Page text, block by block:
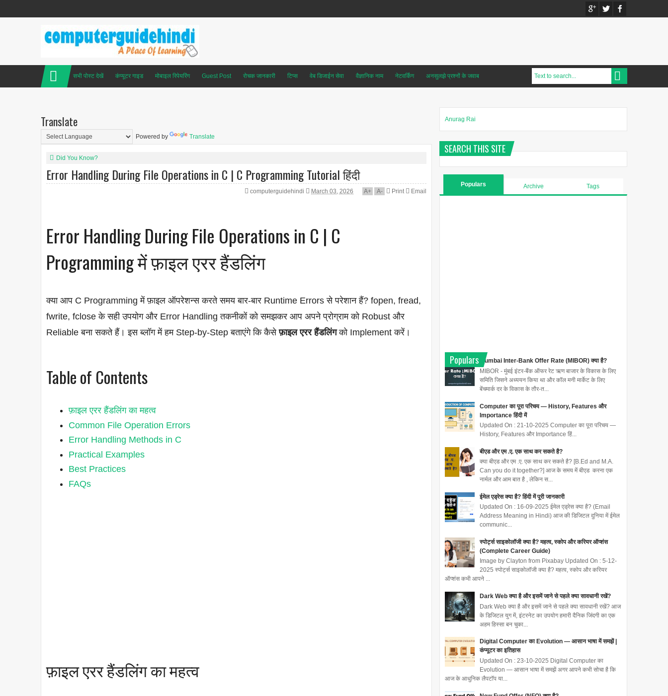
सभी पोस्ट देखें कंप्यूटर गाइड मोबाइल रिपेयरिंग Guest Post रोचक जानकारी टिप्स वेब डिजाईन सेवा वैज्ञानिक नाम नेटवर्किंग अनसुलझे प्रश्नों के जवाब
Translate
Powered by Translate
Did You Know?
Error Handling During File Operations in C | C Programming Tutorial हिंदी
computerguidehindi March 03, 2026 A+ A- Print Email
Error Handling During File Operations in C | C
Programming में फ़ाइल एरर हैंडलिंग
क्या आप C Programming में फ़ाइल ऑपरेशन्स करते समय बार-बार Runtime Errors से परेशान हैं? fopen, fread,
fwrite, fclose के सही उपयोग और Error Handling तकनीकों को समझकर आप अपने प्रोग्राम को Robust और
Reliable बना सकते हैं। इस ब्लॉग में हम Step-by-Step बताएंगे कि कैसेफ़ाइल एरर हैंडलिंगको Implement करें।
Table of Contents
फ़ाइल एरर हैंडलिंग का महत्व
Common File Operation Errors
Error Handling Methods in C
Practical Examples
Best Practices
FAQs
फ़ाइल एरर हैंडलिंग का महत्व
Anurag Rai
SEARCH THIS SITE
Populars Archive Tags
Populars
Mumbai Inter-Bank Offer Rate (MIBOR) क्या है?
MIBOR - मुंबई इंटर-बैंक ऑफर रेट ऋण बाजार के विकास के लिए
समिति जिसने अध्ययन किया था और कॉल मनी मार्केट के लिए
बेंचमार्क दर के विकास के तौर-त...
Computer का पूरा परिचय — History, Features और
Importance हिंदी में
Updated On : 21-10-2025 Computer का पूरा परिचय —
History, Features और Importance हिं...
बीएड और एम .ए. एक साथ कर सकते है?
क्या बीएड और एम .ए. एक साथ कर सकते है? [B.Ed and M.A.
Can you do it together?] आज के समय में बीएड करना एक
नार्मल और आम बात है , लेकिन स...
ईमेल एड्रेस क्या है? हिंदी में पूरी जानकारी
Updated On : 16-09-2025 ईमेल एड्रेस क्या है? (Email
Address Meaning in Hindi) आज की डिजिटल दुनिया में ईमेल
communic...
स्पोर्ट्स साइकोलॉजी क्या है? महत्व, स्कोप और करियर ऑप्शंस
(Complete Career Guide)
Image by Clayton from Pixabay Updated On : 5-12-
2025 स्पोर्ट्स साइकोलॉजी क्या है? महत्व, स्कोप और करियर
ऑप्शंस कभी आपने ...
Dark Web क्या है और इसमें जाने से पहले क्या सावधानी रखें?
Dark Web क्या है और इसमें जाने से पहले क्या सावधानी रखें? आज
के डिजिटल युग में, इंटरनेट का उपयोग हमारी दैनिक जिंदगी का एक
अहम हिस्सा बन चुका...
Digital Computer का Evolution — आसान भाषा में समझें |
कंप्यूटर का इतिहास
Updated On : 23-10-2025 Digital Computer का
Evolution — आसान भाषा में समझें अगर आपने कभी सोचा है कि
आज के आधुनिक लैपटॉप या...